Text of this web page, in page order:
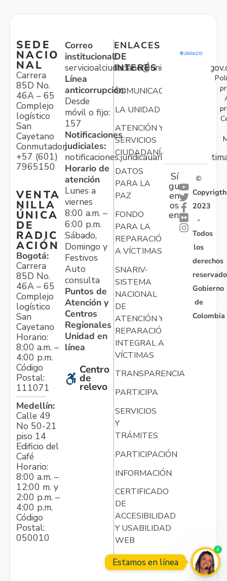
SEDE
NACIO
NAL
Carrera
85D No.
46A – 65
Complejo
logístico
San
Cayetano
Conmutador:
+57 (601)
7965150
VENTA
NILLA
ÚNICA
DE
RADIC
ACIÓN
Bogotá:
Carrera
85D No.
46A – 65
Complejo
logístico
San
Cayetano
Horario:
8:00 a.m. –
4:00 p.m.
Código
Postal:
111071
Medellín:
Calle 49
No 50-21
piso 14
Edificio del
Café
Horario:
8:00 a.m. –
12:00 m. y
2:00 p.m. –
4:00 p.m.
Código
Postal:
050010
Correo
institucional:
Línea
anticorrupción:
Desde
móvil o fijo:
157
Notificaciones
judiciales:
Horario de
atención
Lunes a
viernes
8:00 a.m. –
6:00 p.m.
Sábado,
Domingo y
Festivos
Auto
consulta
Puntos de
Atención y
Centros
Regionales
Unidad en
línea
Centro
de
relevo
ENLACES
DE
INTERÉS
COMUNICACIONES
LA UNIDAD
ATENCIÓN Y
SERVICIOS
CIUDADANÍA
DATOS
PARA LA
PAZ
FONDO
PARA LA
REPARACIÓN
A VÍCTIMAS
SNARIV-
SISTEMA
NACIONAL
DE
ATENCIÓN Y
REPARACIÓN
INTEGRAL A
VÍCTIMAS
TRANSPARENCIA
PARTICIPA
SERVICIOS
Y
TRÁMITES
PARTICIPACIÓN
INFORMACIÓN
CERTIFICADO
DE
ACCESIBILIDAD
Y USABILIDAD
WEB
Sí
gu
en
os
en:
©
Copyrigth
2023
-
Todos
los
derechos
Gobierno
de
Colombia
Estamos en línea
4